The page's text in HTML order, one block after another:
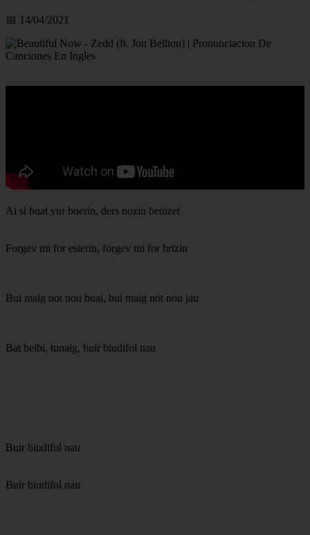
📅 14/04/2021
Ai si buat yur buerin, ders nozin benizet
Forgev mi for esterin, forgev mi for brizin
Bui maig not nou buai, bui maig not nou jau
Bat beibi, tunaig, buir biudifol nau
Buir biudifol nau
Buir biudifol nau